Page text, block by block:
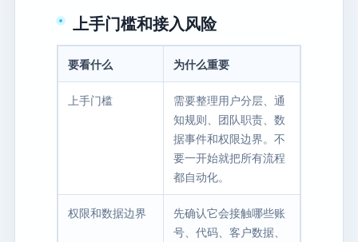
上手门槛和接入风险
要看什么 为什么重要
上手门槛
需要整理用户分层、通
知规则、团队职责、数
据事件和权限边界。不
要一开始就把所有流程
都自动化。
权限和数据边界
先确认它会接触哪些账
号、代码、客户数据、